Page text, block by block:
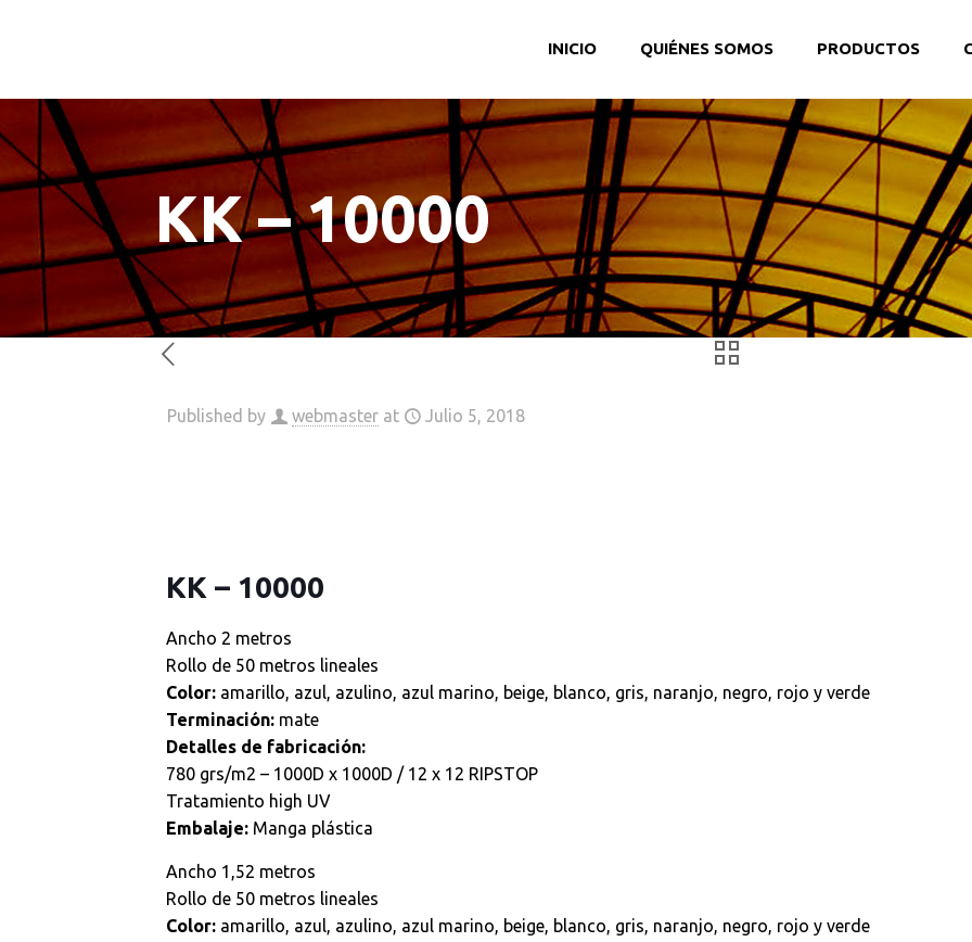
INICIO QUIÉNES SOMOS PRODUCTOS
KK – 10000
Published by webmaster at Julio 5, 2018
KK – 10000
Ancho 2 metros
Rollo de 50 metros lineales
Color:amarillo, azul, azulino, azul marino, beige, blanco, gris, naranjo, negro, rojo y verde
Terminación:mate
Detalles de fabricación:
780 grs/m2 – 1000D x 1000D / 12 x 12 RIPSTOP
Tratamiento high UV
Embalaje:Manga plástica
Ancho 1,52 metros
Rollo de 50 metros lineales
Color:amarillo, azul, azulino, azul marino, beige, blanco, gris, naranjo, negro, rojo y verde